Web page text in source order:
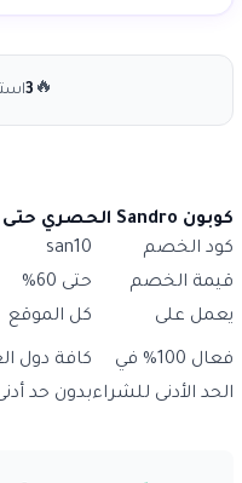
🔥
3
كوبون Sandro الحصري حتى 60% تخفيض على كافة المنتجات حتى المخفضة انسخ الكود (san10)
كود الخصم
san10
قيمة الخصم
حتى 60%
يعمل على
كل الموقع
فعال 100% في
كافة دول
الحد الأدنى للشراءبدون حد